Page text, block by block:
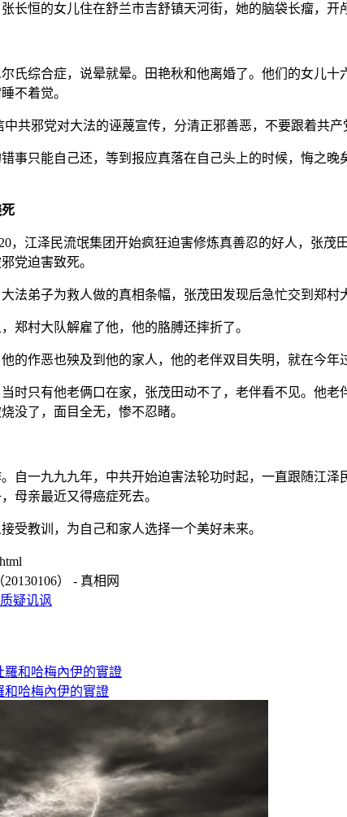
长恒的女儿住在舒兰市吉舒镇天河街，她的脑袋长瘤，开
氏综合症，说晕就晕。田艳秋和他离婚了。他们的女儿
不着觉。
共邪党对大法的诬蔑宣传，分清正邪善恶，不要跟着共产
事只能自己还，等到报应真落在自己头上的时候，悔之
，江泽民流氓集团开始疯狂迫害修炼真善忍的好人，张
党迫害致死。
法弟子为救人做的真相条幅，张茂田发现后急忙交到郑村
郑村大队解雇了他，他的胳膊还摔折了。
的作恶也殃及到他的家人，他的老伴双目失明，就在今年
时只有他老俩口在家，张茂田动不了，老伴看不见。他
没了，面目全无，惨不忍睹。
自一九九九年，中共开始迫害法轮功时起，一直跟随江
母亲最近又得癌症死去。
受教训，为自己和家人选择一个美好未来。
） - 真相网
疑讥讽
和哈梅內伊的實證